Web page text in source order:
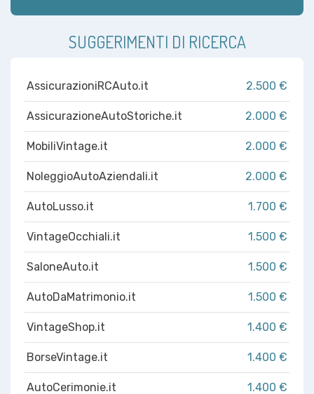
SUGGERIMENTI DI RICERCA
AssicurazioniRCAuto.it 2.500 €
AssicurazioneAutoStoriche.it 2.000 €
MobiliVintage.it 2.000 €
NoleggioAutoAziendali.it 2.000 €
AutoLusso.it 1.700 €
VintageOcchiali.it 1.500 €
SaloneAuto.it 1.500 €
AutoDaMatrimonio.it 1.500 €
VintageShop.it 1.400 €
BorseVintage.it 1.400 €
AutoCerimonie.it 1.400 €